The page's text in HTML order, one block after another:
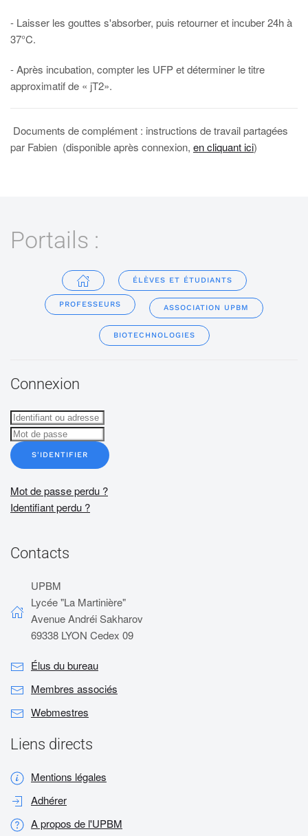
- Laisser les gouttes s'absorber, puis retourner et incuber 24h à
37°C.
- Après incubation, compter les UFP et déterminer le titre
approximatif de « jT2».
Documents de complément : instructions de travail partagées
par Fabien (disponible après connexion, en cliquant ici)
Portails :
ÉLÈVES ET ÉTUDIANTS
PROFESSEURS ASSOCIATION UPBM
BIOTECHNOLOGIES
Connexion
S'IDENTIFIER
Mot de passe perdu ?
Identifiant perdu ?
Contacts
UPBM
Lycée "La Martinière"
Avenue Andréi Sakharov
69338 LYON Cedex 09
Élus du bureau
Membres associés
Webmestres
Liens directs
Mentions légales
Adhérer
A propos de l'UPBM